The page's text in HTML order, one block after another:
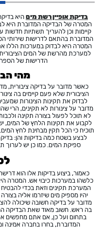
בדיקת אופיין רשת מים היא
המטרה של הבדיקה המדוברת היא
קיימות וכן להעריך תשתיות
המטרה היא לבדוק במערכות הללו
למערכת מהרשת של המים הציבורית
הדרישות של
מהי
כאשר מדובר על בדיקה ציבורית,
הציבורית שלא פעם קיימים בה
לבדוק את תקינות הצינורות
מדובר על צינורות לא תקינים, הרי
לא תוכל לפעול בצורה תקינה
לקבוע את תקינות הלחץ של המים,
תוכיח כי הכל תקין מבחינת לחץ
לבצע בשטח כמה בדיקות והן:
ספיקת המים. כמו כן יש
כאמור, ביצוע בדיקות אלו הוא
כלשהו במערכות כיבוי אש. המטרה
המערכת תקינים וזאת בכדי
יהיו מספיק מים שיזרמו אליה
מדובר על בדיקה חשובה שיכולה
בה ראש. חשוב מאוד שאת הבדיקה
בתחום ועל כן, אם אתם מחפשים
המדוברת, בחרו בחברה אמינה